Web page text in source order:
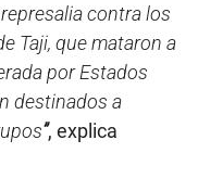
contra los
Taji, que mataron a
por Estados
destinados a
”, explica